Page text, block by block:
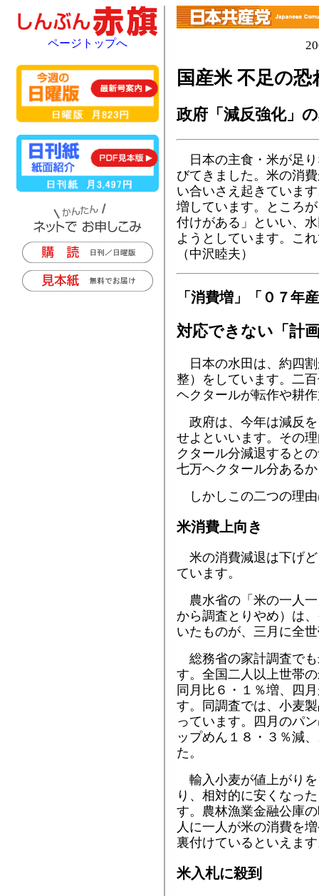
国産米 不足の恐
政府「減反強化」
日本の主食・米が足
びてきました。米の消
い合いさえ起きていま
増しています。ところ
付けがある」といい、
ようとしています。こ
（中沢睦夫）
「消費増」「０７年
対応できない「計
日本の水田は、約四
整）をしています。二
ヘクタールが転作や耕
政府は、今年は減反
せよといいます。その
クタール分減退すると
七万ヘクタール分ある
しかしこの二つの理
米消費上向き
米の消費減退は下げ
ています。
農水省の「米の一人
から調査とりやめ）は
いたものが、三月に全
総務省の家計調査で
す。全国二人以上世帯
同月比６・１％増、四
す。同調査では、小麦
っています。四月のパ
ップめん１８・３％減
た。
輸入小麦が値上がり
り、相対的に安くなっ
す。農林漁業金融公庫
人に一人が米の消費を
裏付けているといえま
米入札に殺到
ページトップへ